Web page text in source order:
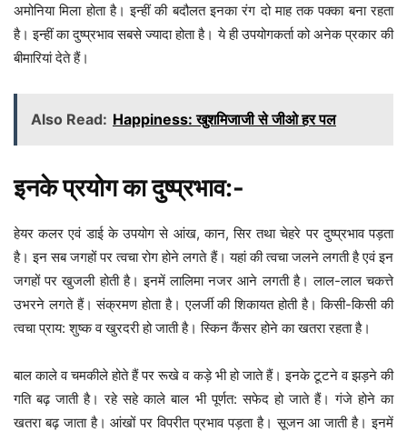
अमोनिया मिला होता है। इन्हीं की बदौलत इनका रंग दो माह तक पक्का बना रहता
है। इन्हीं का दुष्प्रभाव सबसे ज्यादा होता है। ये ही उपयोगकर्ता को अनेक प्रकार की
बीमारियां देते हैं।
Also Read: Happiness: खुशमिजाजी से जीओ हर पल
इनके प्रयोग का दुष्प्रभाव:-
हेयर कलर एवं डाई के उपयोग से आंख, कान, सिर तथा चेहरे पर दुष्प्रभाव पड़ता
है। इन सब जगहों पर त्वचा रोग होने लगते हैं। यहां की त्वचा जलने लगती है एवं इन
जगहों पर खुजली होती है। इनमें लालिमा नजर आने लगती है। लाल-लाल चकत्ते
उभरने लगते हैं। संक्रमण होता है। एलर्जी की शिकायत होती है। किसी-किसी की
त्वचा प्राय: शुष्क व खुरदरी हो जाती है। स्किन कैंसर होने का खतरा रहता है।
बाल काले व चमकीले होते हैं पर रूखे व कड़े भी हो जाते हैं। इनके टूटने व झड़ने की
गति बढ़ जाती है। रहे सहे काले बाल भी पूर्णत: सफेद हो जाते हैं। गंजे होने का
खतरा बढ़ जाता है। आंखों पर विपरीत प्रभाव पड़ता है। सूजन आ जाती है। इनमें